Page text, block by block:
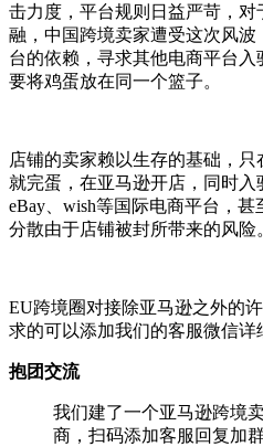
击力度，平台规则日益严苛，
融，中国跨境卖家遭受这次风
台的依赖，寻求其他电商平台
要将鸡蛋放在同一个篮子。
店铺的卖家赖以生存的基础，
就完蛋，在亚马逊开店，同时
eBay、wish等国际电商平台，
分散由于店铺被封所带来的风险
EU跨境圈对接除亚马逊之外的
求的可以添加我们的客服微信详
抱团交流
我们建了一个亚马逊跨境
商，扫码添加客服回复加